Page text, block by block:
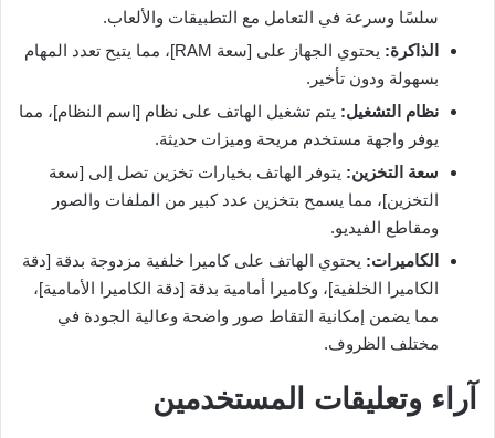
سلسًا وسرعة في التعامل مع التطبيقات والألعاب.
الذاكرة:
يحتوي الجهاز على [سعة RAM]، مما يتيح تعدد المهام
بسهولة ودون تأخير.
نظام التشغيل: يتم تشغيل الهاتف على نظام [اسم النظام]، مما
يوفر واجهة مستخدم مريحة وميزات حديثة.
سعة التخزين: يتوفر الهاتف بخيارات تخزين تصل إلى [سعة
التخزين]، مما يسمح بتخزين عدد كبير من الملفات والصور
ومقاطع الفيديو.
الكاميرات: يحتوي الهاتف على كاميرا خلفية مزدوجة بدقة [دقة
الكاميرا الخلفية]، وكاميرا أمامية بدقة [دقة الكاميرا الأمامية]،
مما يضمن إمكانية التقاط صور واضحة وعالية الجودة في
مختلف الظروف.
آراء وتعليقات المستخدمين